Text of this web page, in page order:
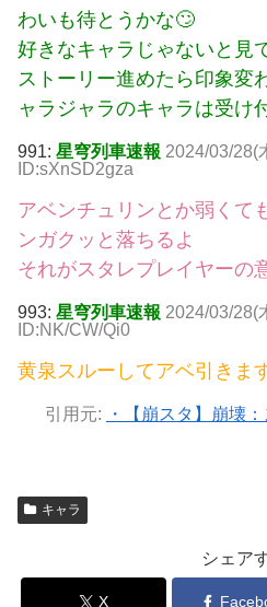
わいも待とうかな🙄
好きなキャラじゃないと見
ストーリー進めたら印象変
ャラジャラのキャラは受け
991: 星穹列車速報 2024/03/28(
ID:sXnSD2gza
アベンチュリンとか弱くて
ンガクッと落ちるよ
それがスタレプレイヤーの
993: 星穹列車速報 2024/03/28(
ID:NK/CW/Qi0
黄泉スルーしてアベ引きま
引用元:
・【崩スタ】崩壊
キャラ
シェア
X